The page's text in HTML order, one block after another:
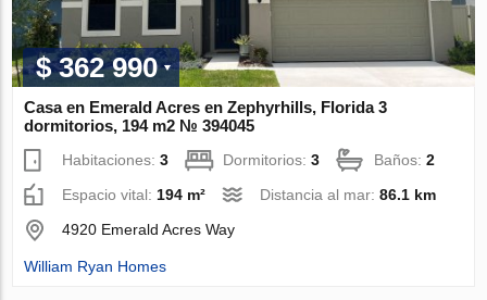
$ 362 990
Casa en Emerald Acres en Zephyrhills, Florida 3
dormitorios, 194 m2 № 394045
Habitaciones:3 Dormitorios:3 Baños:2
Espacio vital: 194 m² Distancia al mar:86.1 km
4920 Emerald Acres Way
William Ryan Homes